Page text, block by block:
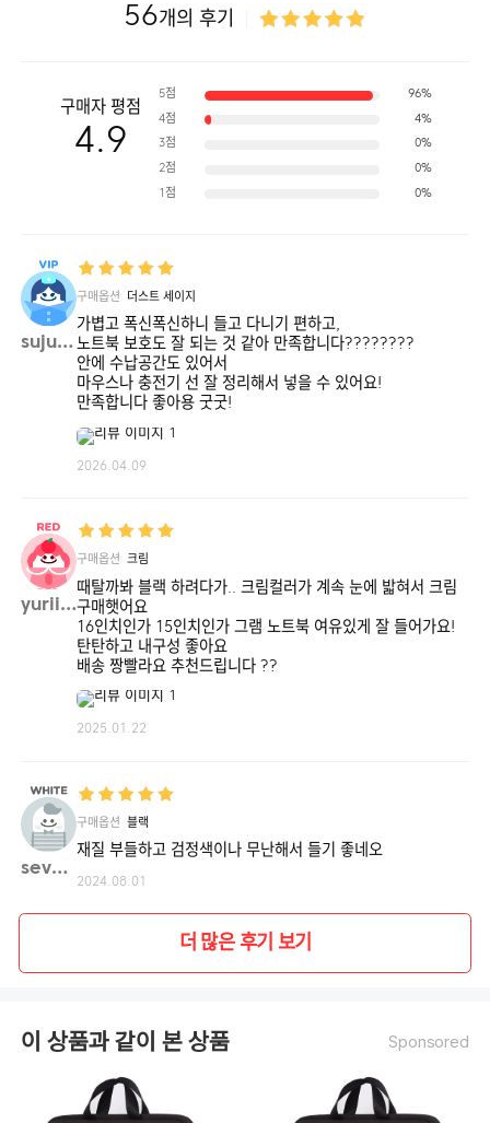
56개의 후기
구매자 평점
4.9
5점 96%
4점 4%
3점 0%
2점 0%
1점 0%
sujun**
구매옵션 더스트 세이지
가볍고 폭신폭신하니 들고 다니기 편하고,
노트북 보호도 잘 되는 것 같아 만족합니다????????
안에 수납공간도 있어서
마우스나 충전기 선 잘 정리해서 넣을 수 있어요!
만족합니다 좋아용 굿굿!
2026.04.09
yurii**
구매옵션 크림
때탈까봐 블랙 하려다가.. 크림컬러가 계속 눈에 밟혀서 크림
구매햇어요
16인치인가 15인치인가 그램 노트북 여유있게 잘 들어가요!
탄탄하고 내구성 좋아요
배송 짱빨라요 추천드립니다 ??
2025.01.22
sev20**
구매옵션 블랙
재질 부들하고 검정색이나 무난해서 들기 좋네오
2024.08.01
더 많은 후기 보기
이 상품과 같이 본 상품 Sponsored